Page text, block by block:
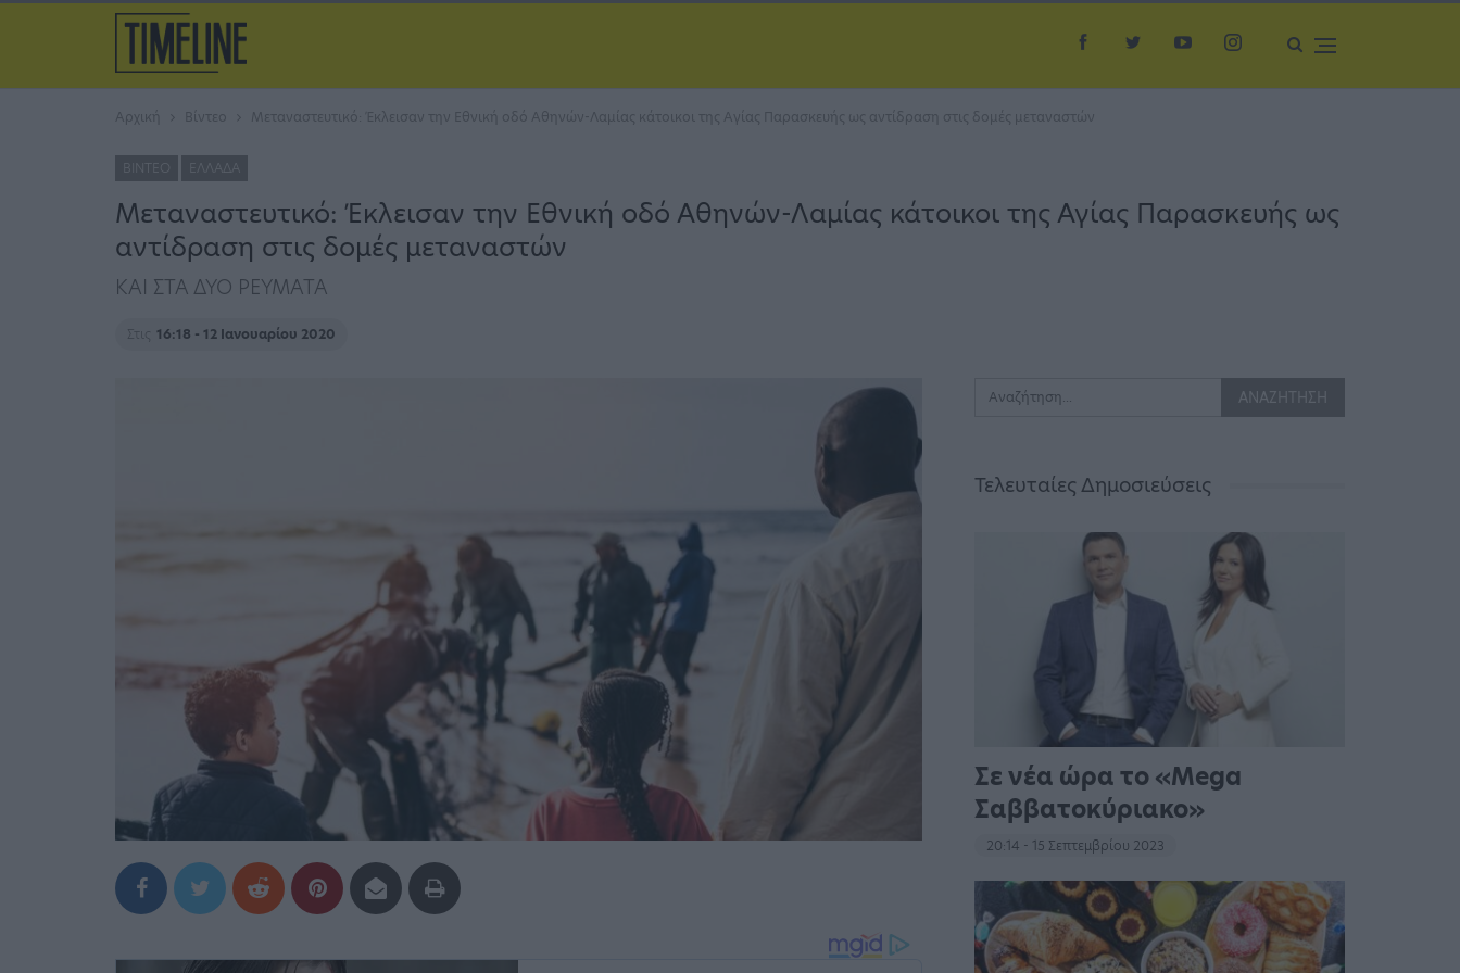
Αρχική Βίντεο Μεταναστευτικό: Έκλεισαν την Εθνική οδό Αθηνών-Λαμίας κάτοικοι της Αγίας Παρασκευής ως αντίδραση στις δομές μεταναστών
ΒΊΝΤΕΟ ΕΛΛΆΔΑ
Μεταναστευτικό: Έκλεισαν την Εθνική οδό Αθηνών-Λαμίας κάτοικοι της Αγίας Παρασκευής ως
αντίδραση στις δομές μεταναστών
ΚΑΙ ΣΤΑ ΔΥΟ ΡΕΥΜΑΤΑ
Στις 16:18 - 12 Ιανουαρίου 2020
Τελευταίες Δημοσιεύσεις
Σε νέα ώρα το «Mega
Σαββατοκύριακο»
20:14 - 15 Σεπτεμβρίου 2023